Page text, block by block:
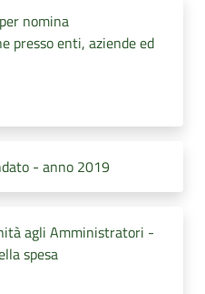
nomina
presso enti, aziende ed
- anno 2019
agli Amministratori -
spesa